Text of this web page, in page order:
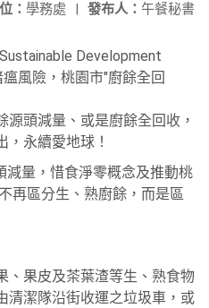
發布人： 午餐秘書
： 學務處 |
Development
風險，桃園市"廚餘全回
頭減量、或是廚餘全回收，
永續愛地球！
減量，惜食淨零概念及推動桃
再區分生、熟廚餘，而是區
、果皮及茶葉渣等生、熟食物
清潔隊沿街收運之垃圾車，或